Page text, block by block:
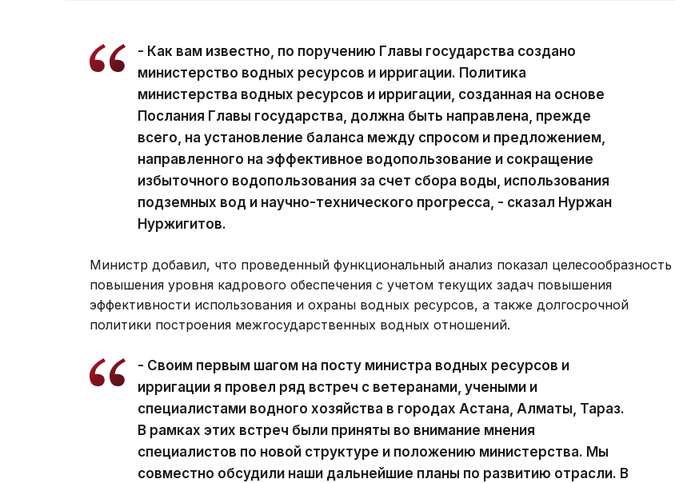
- Как вам известно, по поручению Главы государства создано
министерство водных ресурсов и ирригации. Политика
министерства водных ресурсов и ирригации, созданная на основе
Послания Главы государства, должна быть направлена, прежде
всего, на установление баланса между спросом и предложением,
направленного на эффективное водопользование и сокращение
избыточного водопользования за счет сбора воды, использования
подземных вод и научно-технического прогресса, - сказал Нуржан
Нуржигитов.
Министр добавил, что проведенный функциональный анализ показал целесообразность
повышения уровня кадрового обеспечения с учетом текущих задач повышения
эффективности использования и охраны водных ресурсов, а также долгосрочной
политики построения межгосударственных водных отношений.
- Своим первым шагом на посту министра водных ресурсов и
ирригации я провел ряд встреч с ветеранами, учеными и
специалистами водного хозяйства в городах Астана, Алматы, Тараз.
В рамках этих встреч были приняты во внимание мнения
специалистов по новой структуре и положению министерства. Мы
совместно обсудили наши дальнейшие планы по развитию отрасли. В